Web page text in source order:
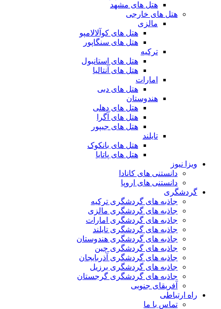
هتل های مشهد
هتل های خارجی
مالزی
هتل های کوآلالامپو
هتل های سنگاپور
ترکیه
هتل های استانبول
هتل های آنتالیا
امارات
هتل های دبی
هندوستان
هتل های دهلی
هتل های آگرا
هتل های جیپور
تایلند
هتل های بانکوک
هتل های پاتایا
ویزا نیوز
دانستنی های کانادا
دانستنی های اروپا
گردشگری
جاذبه های گردشگری ترکیه
جاذبه های گردشگری مالزی
جاذبه های گردشگری امارات
جاذبه های گردشگری تایلند
جاذبه های گردشگری هندوستان
جاذبه های گردشگری چین
جاذبه های گردشگری آذربایجان
جاذبه های گردشگری برزیل
جاذبه های گردشگری گرجستان
آفریقای جنوبی
راه ارتباطی
تماس با ما